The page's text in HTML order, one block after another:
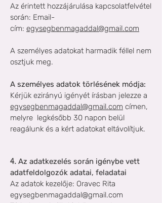
Az érintett hozzájárulása kapcsolatfelvétel
során: Email-
cím: egysegbenmagaddal@gmail.com
A személyes adatokat harmadik féllel nem
osztjuk meg.
A személyes adatok törlésének módja:
Kérjük ezirányú igényét írásban jelezze a
egysegbenmagaddal@gmail.com címen,
melyre legkésőbb 30 napon belül
reagálunk és a kért adatokat eltávolítjuk.
4. Az adatkezelés során igénybe vett
adatfeldolgozók adatai, feladatai
Az adatok kezelője: Oravec Rita
egysegbenmagaddal@gmail.com